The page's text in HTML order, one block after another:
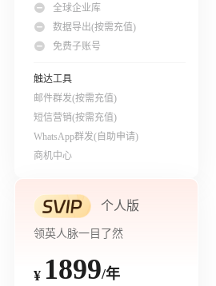
全球企业库
数据导出(按需充值)
免费子账号
触达工具
邮件群发(按需充值)
短信营销(按需充值)
WhatsApp群发(自助申请)
商机中心
个人版
领英人脉一目了然
¥ 1899/年